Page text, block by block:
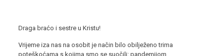
Draga braćo i sestre u Kristu!
Vrijeme iza nas na osobit je način bilo obilježeno trima
poteškoćama s kojima smo se suočili: pandemijom